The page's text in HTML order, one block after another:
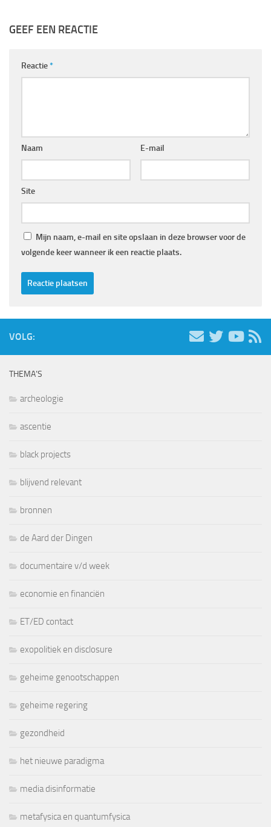
GEEF EEN REACTIE
Reactie*
Naam E-mail
Site
Mijn naam, e-mail en site opslaan in deze browser voor de
volgende keer wanneer ik een reactie plaats.
VOLG:
THEMA’S
archeologie
ascentie
black projects
blijvend relevant
bronnen
de Aard der Dingen
documentaire v/d week
economie en financiën
ET/ED contact
exopolitiek en disclosure
geheime genootschappen
geheime regering
gezondheid
het nieuwe paradigma
media disinformatie
metafysica en quantumfysica